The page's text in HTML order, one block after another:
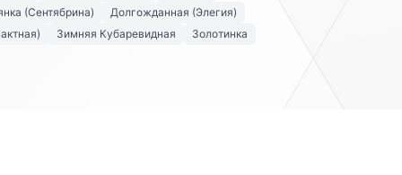
(Сентябрина)
Долгожданная (Элегия)
Зимняя Кубаревидная Золотинка